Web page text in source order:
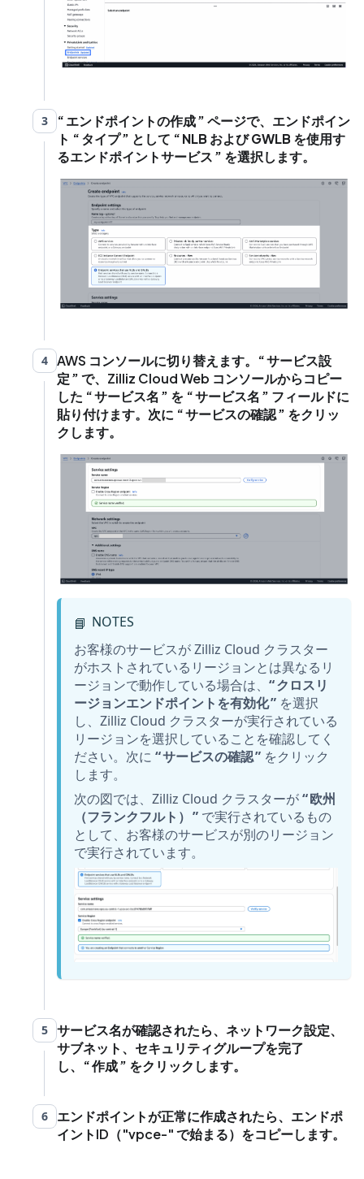
3 エンドポイントの作成
ページで、エンドポイン
ト
タイプ として
NLB および GWLB を使用す
るエンドポイントサービス
を選択します。
4 AWS コンソールに切り替えます。
サービス設
定
で、Zilliz Cloud Web コンソールからコピー
した
サービス名 を サービス名
フィールドに
貼り付けます。次に
サービスの確認
をクリッ
クします。
📘 NOTES
お客様のサービスが Zilliz Cloud クラスター
がホストされているリージョンとは異なるリ
ージョンで動作している場合は、
クロスリ
ージョンエンドポイントを有効化
を選択
し、Zilliz Cloud クラスターが実行されている
リージョンを選択していることを確認してく
ださい。次に
サービスの確認
をクリック
します。
次の図では、Zilliz Cloud クラスターが
欧州
（フランクフルト）
で実行されているもの
として、お客様のサービスが別のリージョン
で実行されています。
5 サービス名が確認されたら、ネットワーク設定、
サブネット、セキュリティグループを完了
し、
作成 をクリックします。
6
エンドポイントが正常に作成されたら、エンドポ
イントID（"vpce-" で始まる）をコピーします。